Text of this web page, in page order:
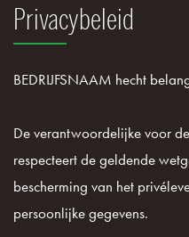
Privacybeleid
BEDRIJFSNAAM hecht
De verantwoordelijke voor
respecteert de geldende
bescherming van het
persoonlijke gegevens.